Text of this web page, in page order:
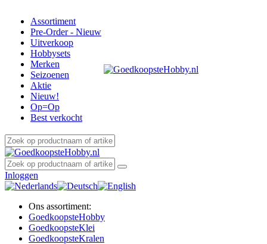
Assortiment
Pre-Order - Nieuw
Uitverkoop
Hobbysets
Merken
Seizoenen
Aktie
Nieuw!
Op=Op
Best verkocht
Inloggen
Ons assortiment:
GoedkoopsteHobby
GoedkoopsteKlei
GoedkoopsteKralen